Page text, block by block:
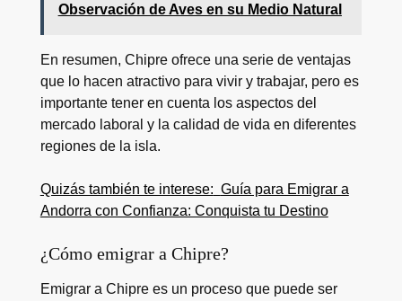
Observación de Aves en su Medio Natural
En resumen, Chipre ofrece una serie de ventajas
que lo hacen atractivo para vivir y trabajar, pero es
importante tener en cuenta los aspectos del
mercado laboral y la calidad de vida en diferentes
regiones de la isla.
Quizás también te interese: Guía para Emigrar a
Andorra con Confianza: Conquista tu Destino
¿Cómo emigrar a Chipre?
Emigrar a Chipre es un proceso que puede ser